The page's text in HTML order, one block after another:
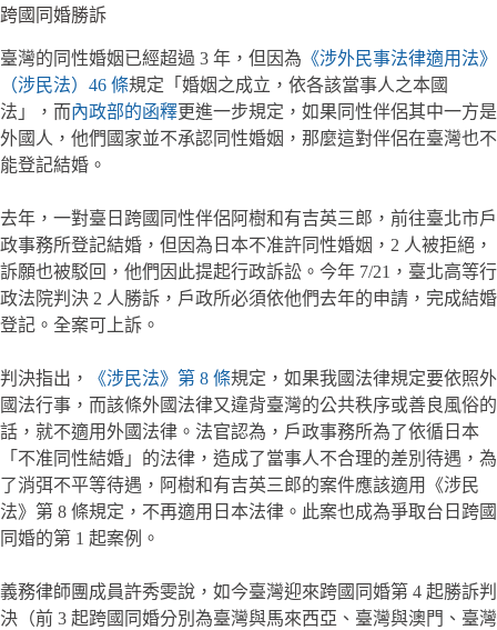
跨國同婚勝訴
臺灣的同性婚姻已經超過 3 年，但因為 《涉外民事法律適用法》
（涉民法）46 條規定「婚姻之成立，依各該當事人之本國
法」，而內政部的函釋更進一步規定，如果同性伴侶其中一方是
外國人，他們國家並不承認同性婚姻，那麼這對伴侶在臺灣也不
能登記結婚。
去年，一對臺日跨國同性伴侶阿樹和有吉英三郎，前往臺北市戶
政事務所登記結婚，但因為日本不准許同性婚姻，2 人被拒絕，
訴願也被駁回，他們因此提起行政訴訟。今年 7/21，臺北高等行
政法院判決 2 人勝訴，戶政所必須依他們去年的申請，完成結婚
登記。全案可上訴。
判決指出， 《涉民法》第 8 條規定，如果我國法律規定要依照外
國法行事，而該條外國法律又違背臺灣的公共秩序或善良風俗的
話，就不適用外國法律。法官認為，戶政事務所為了依循日本
「不准同性結婚」的法律，造成了當事人不合理的差別待遇，為
了消弭不平等待遇，阿樹和有吉英三郎的案件應該適用《涉民
法》第 8 條規定，不再適用日本法律。此案也成為爭取台日跨國
同婚的第 1 起案例。
義務律師團成員許秀雯說，如今臺灣迎來跨國同婚第 4 起勝訴判
決（前 3 起跨國同婚分別為臺灣與馬來西亞、臺灣與澳門、臺灣